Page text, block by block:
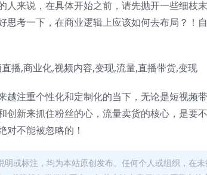
来说，在具体开始之前，请先抛开一些细枝
思考一下，在商业逻辑上应该如何去布局？！
越注重个性化和定制化的当下，无论是短视频
创新来抓住粉丝的心，流量卖货的核心，是要
对不能被忽略的！
明或标注，均为本站原创发布。任何个人或组织，在